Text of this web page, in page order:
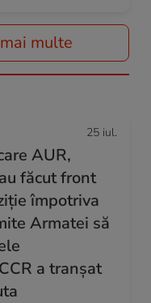
multe
25 iul.
AUR,
făcut front
împotriva
Armatei să
a tranșat